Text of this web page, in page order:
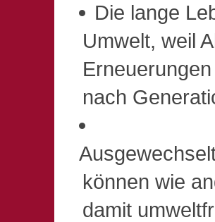
Die lange
Umwelt, weil
nach
können wie
damit